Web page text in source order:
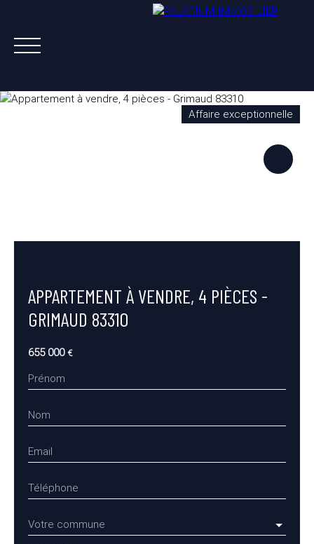
Affaire exceptionnelle
APPARTEMENT À VENDRE, 4 PIÈCES -
GRIMAUD 83310
655 000 €
Prénom
Nom
Email
Téléphone
Votre commune